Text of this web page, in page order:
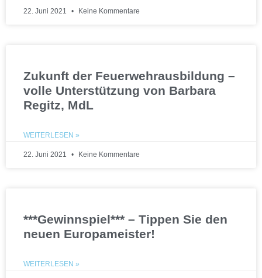
22. Juni 2021 Keine Kommentare
Zukunft der Feuerwehrausbildung –
volle Unterstützung von Barbara
Regitz, MdL
WEITERLESEN »
22. Juni 2021 Keine Kommentare
***Gewinnspiel*** – Tippen Sie den
neuen Europameister!
WEITERLESEN »